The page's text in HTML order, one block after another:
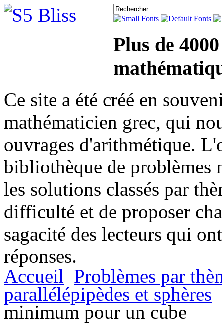
Plus de
Ce site a été créé en
mathématicien grec, qui
ouvrages d'arithmétique.
bibliothèque de problèmes
les solutions classés par
difficulté et de proposer
sagacité des lecteurs qui
réponses.
Accueil Problèmes par
parallélépipèdes et sphères
minimum pour un cube